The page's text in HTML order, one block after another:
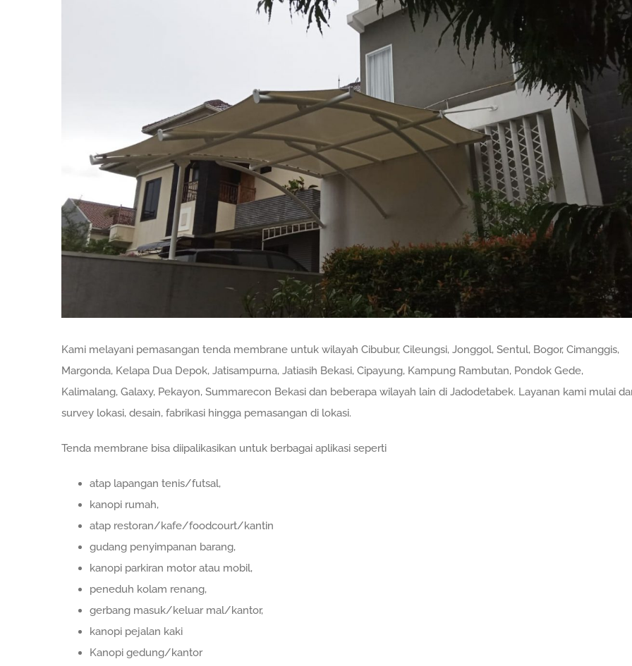
Kami melayani pemasangan tenda membrane untuk wilayah Cibubur, Cileungsi, Jonggol, Sentul, Bogor, Cimanggis,
Margonda, Kelapa Dua Depok, Jatisampurna, Jatiasih Bekasi, Cipayung, Kampung Rambutan, Pondok Gede,
Kalimalang, Galaxy, Pekayon, Summarecon Bekasi dan beberapa wilayah lain di Jadodetabek. Layanan kami mulai
survey lokasi, desain, fabrikasi hingga pemasangan di lokasi.
Tenda membrane bisa diipalikasikan untuk berbagai aplikasi seperti
atap lapangan tenis/futsal,
kanopi rumah,
atap restoran/kafe/foodcourt/kantin
gudang penyimpanan barang,
kanopi parkiran motor atau mobil,
peneduh kolam renang,
gerbang masuk/keluar mal/kantor,
kanopi pejalan kaki
Kanopi gedung/kantor